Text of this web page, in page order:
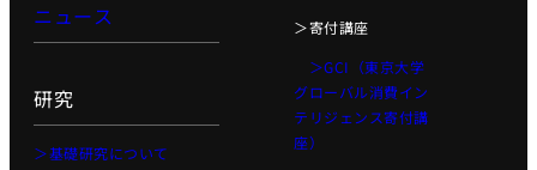
ニュース
研究
＞基礎研究について
＞寄付講座
＞GCI（東京大学
グローバル消費イン
テリジェンス寄付講
座）